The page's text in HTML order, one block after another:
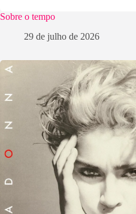
Sobre o tempo
29 de julho de 2026